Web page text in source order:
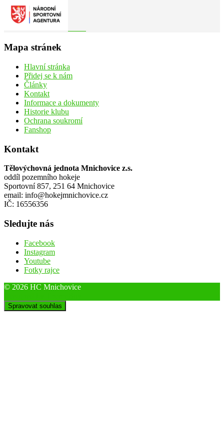
Mapa stránek
Hlavní stránka
Přidej se k nám
Články
Kontakt
Informace a dokumenty
Historie klubu
Ochrana soukromí
Fanshop
Kontakt
Tělovýchovná jednota Mnichovice z.s.
oddíl pozemního hokeje
Sportovní 857, 251 64 Mnichovice
email: info@hokejmnichovice.cz
IČ: 16556356
Sledujte nás
Facebook
Instagram
Youtube
Fotky rajce
© 2026 HC Mnichovice
Spravovat souhlas